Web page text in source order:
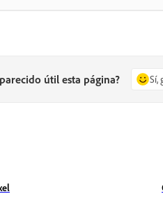
útil esta página? Sí,